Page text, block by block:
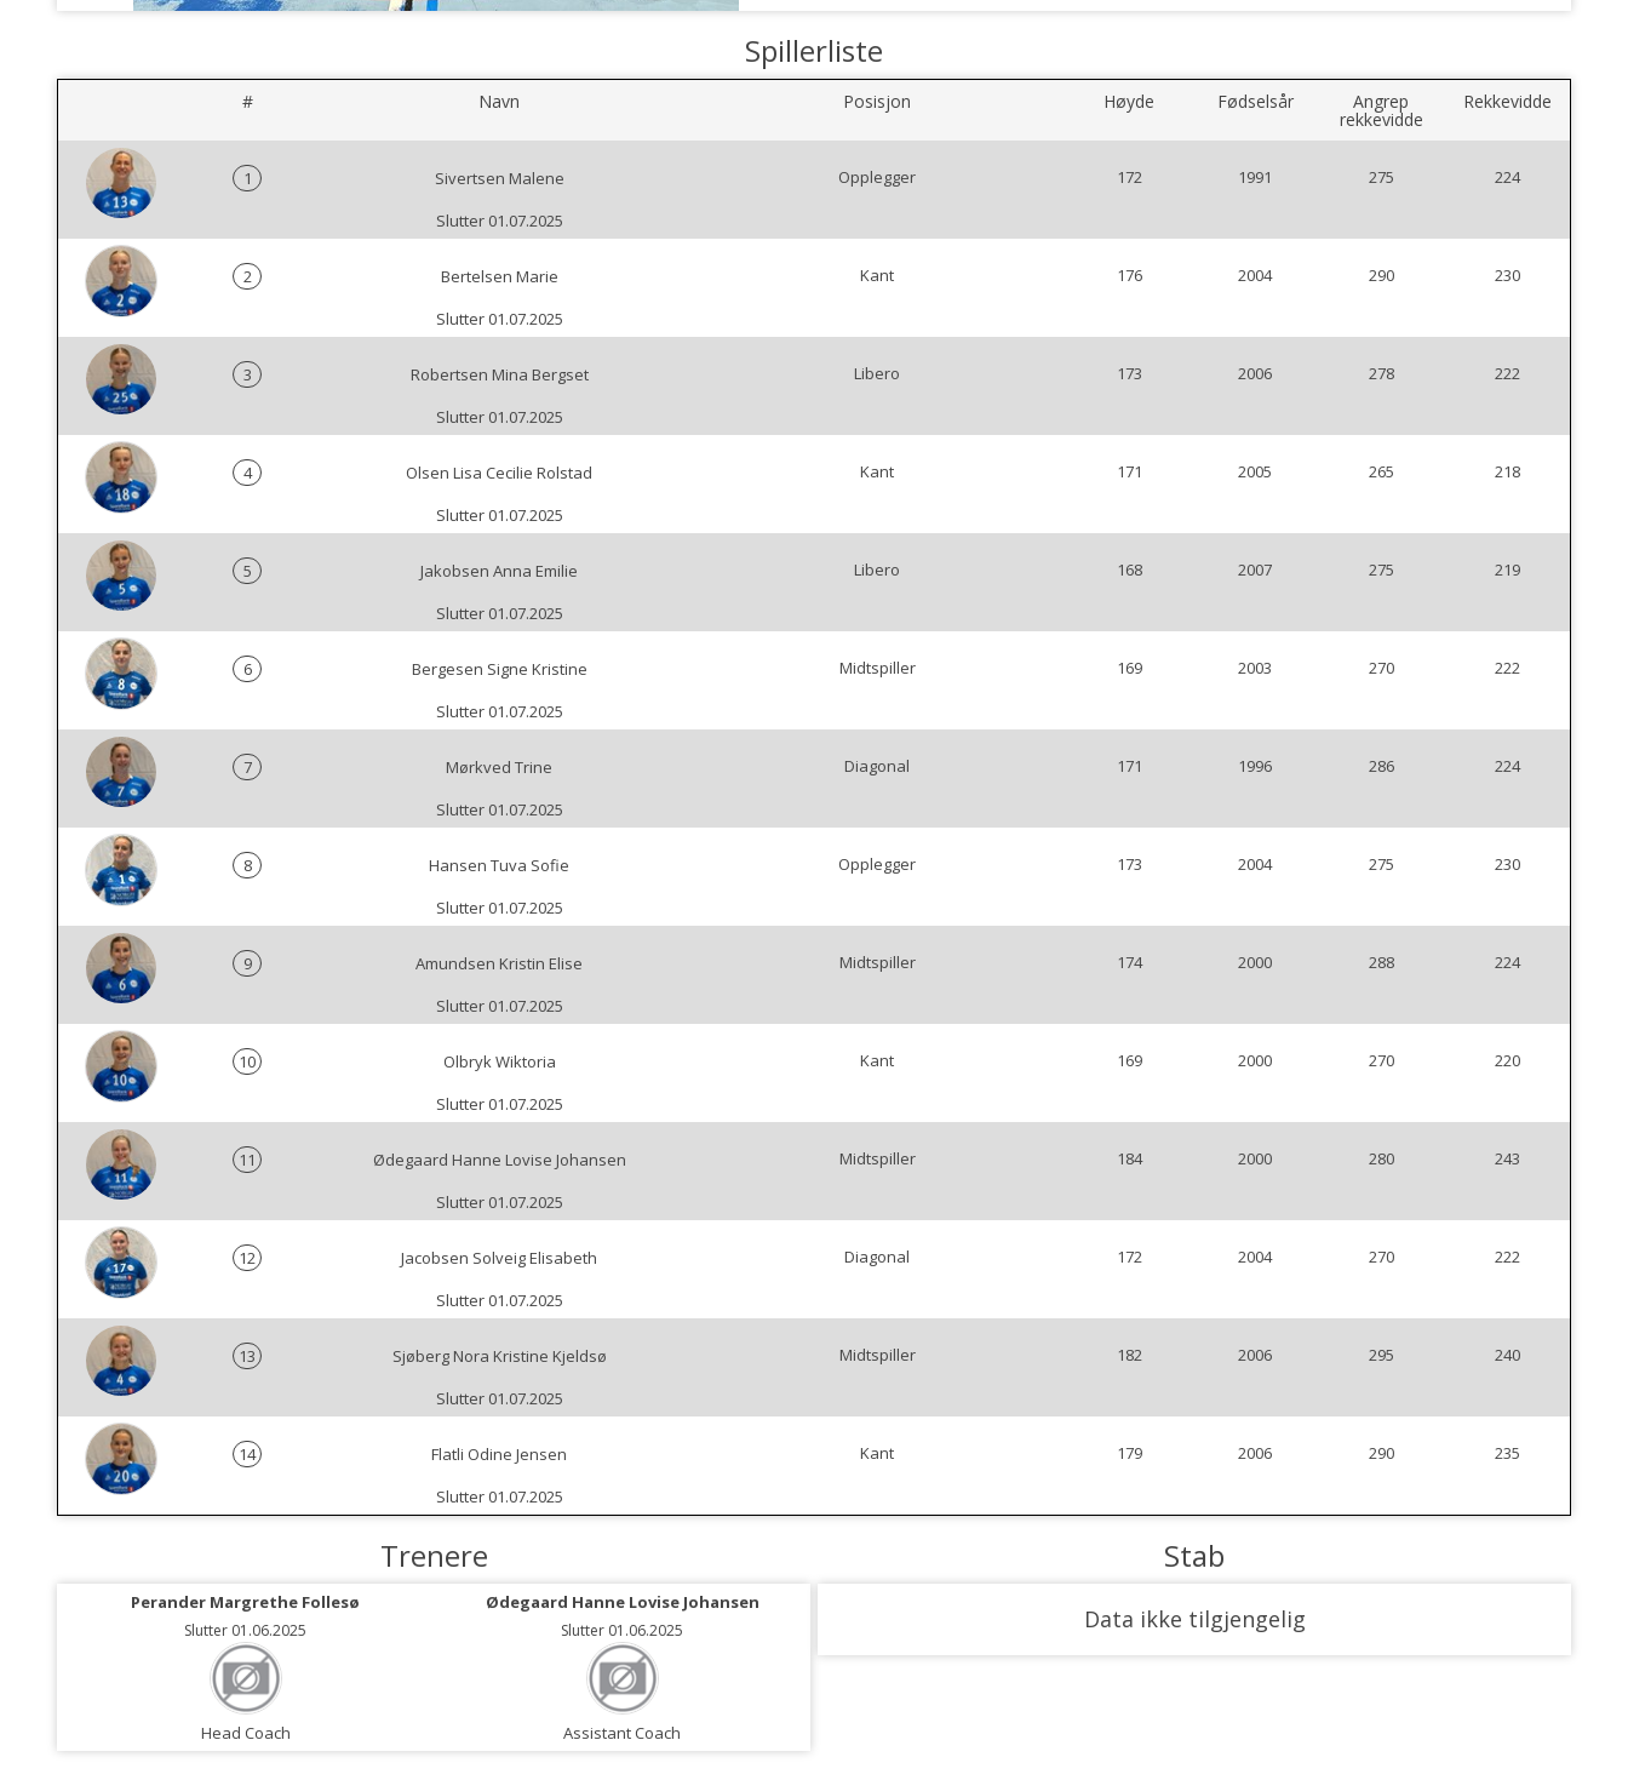
Spillerliste
# Navn Posisjon Høyde Fødselsår Angrep
rekkevidde
Rekkevidde
1
Sivertsen Malene
Slutter 01.07.2025
Opplegger 172 1991 275 224
2
Bertelsen Marie
Slutter 01.07.2025
Kant 176 2004 290 230
3
Robertsen Mina Bergset
Slutter 01.07.2025
Libero 173 2006 278 222
4
Olsen Lisa Cecilie Rolstad
Slutter 01.07.2025
Kant 171 2005 265 218
5
Jakobsen Anna Emilie
Slutter 01.07.2025
Libero 168 2007 275 219
6
Bergesen Signe Kristine
Slutter 01.07.2025
Midtspiller 169 2003 270 222
7
Mørkved Trine
Slutter 01.07.2025
Diagonal 171 1996 286 224
8
Hansen Tuva Sofie
Slutter 01.07.2025
Opplegger 173 2004 275 230
9
Amundsen Kristin Elise
Slutter 01.07.2025
Midtspiller 174 2000 288 224
10
Olbryk Wiktoria
Slutter 01.07.2025
Kant 169 2000 270 220
11
Ødegaard Hanne Lovise Johansen
Slutter 01.07.2025
Midtspiller 184 2000 280 243
12
Jacobsen Solveig Elisabeth
Slutter 01.07.2025
Diagonal 172 2004 270 222
13
Sjøberg Nora Kristine Kjeldsø
Slutter 01.07.2025
Midtspiller 182 2006 295 240
14
Flatli Odine Jensen
Slutter 01.07.2025
Kant 179 2006 290 235
Trenere
Perander Margrethe Follesø
Slutter 01.06.2025
Head Coach
Ødegaard Hanne Lovise Johansen
Slutter 01.06.2025
Assistant Coach
Stab
Data ikke tilgjengelig